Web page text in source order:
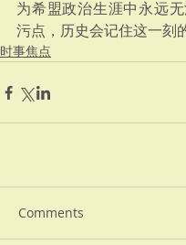
为希盟政治生涯中永远
污点，历史会记住这一刻
时事焦点
Comments